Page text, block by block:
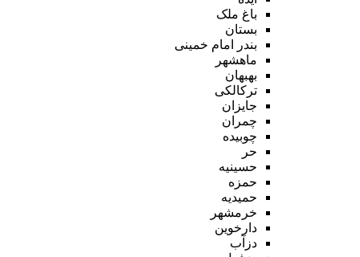
باغ ملک
بستان
بندر امام خمینی
ماهشهر
بهبهان
ترکالکی
جایزان
چمران
چوبیده
حر
حسینیه
حمزه
حمیدیه
خرمشهر
دارخوین
دزآب